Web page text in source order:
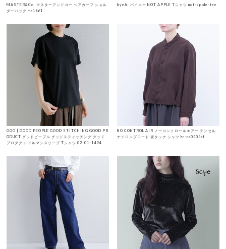
MASTER&Co. マスターアンドコー ヘアカーフ ショル
ダーバッグ mc1661
byeA. バイエー NOT APPLE Tシャツ not-apple-tee
GGG | GOOD PEOPLE GOOD STITCHING GOOD PR
ODUCT グッドピープル グッドスティッチング グッド
プロダクト ドルマンスリーブ Tシャツ 02-01-1494
NO CONTROL AIR ノーコントロールエアー テンセル
ナイロンブロード 裾タック シャツ hr-nc0303sf